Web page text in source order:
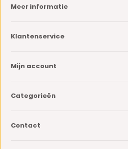
Meer informatie
Klantenservice
Mijn account
Categorieën
Contact